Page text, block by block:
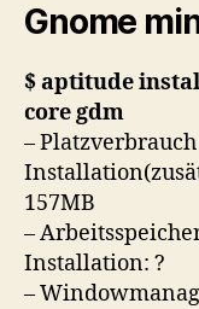
Gnome
$ aptitude
core gdm
–
157MB
–
Installation: ?
–